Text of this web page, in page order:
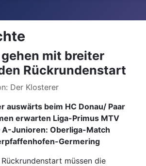
mit breiter
Rückrundenstart
Der Klosterer
auswärts beim HC Donau/ Paar
erwarten Liga-Primus MTV
A-Junioren: Oberliga-Match
Germering
Rückrundenstart müssen die